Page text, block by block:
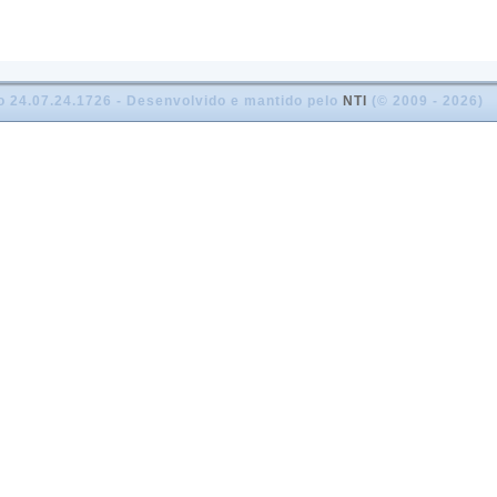
24.07.24.1726 - Desenvolvido e mantido pelo NTI (© 2009 - 2026)